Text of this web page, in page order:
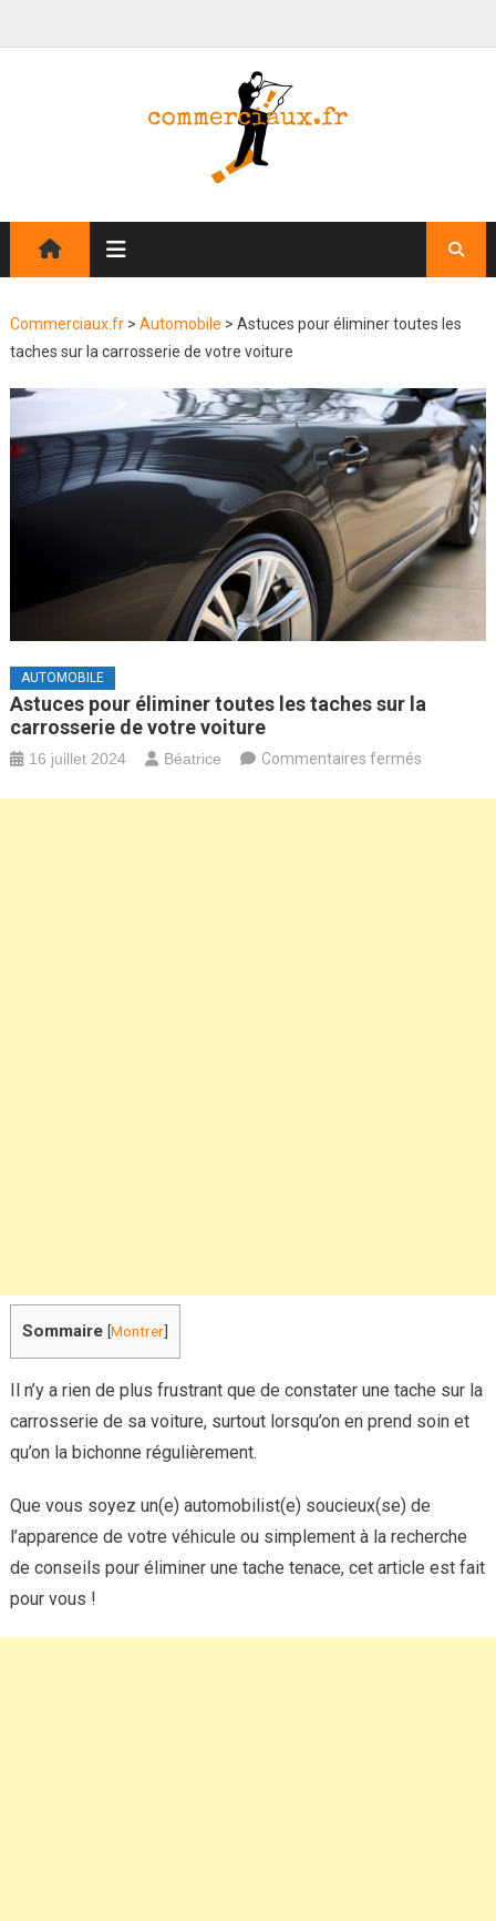
Commerciaux.fr> Automobile > Astuces pour éliminer toutes les
taches sur la carrosserie de votre voiture
AUTOMOBILE
Astuces pour éliminer toutes les taches sur la
carrosserie de votre voiture
16 juillet 2024 Béatrice Commentaires ferméssur
Sommaire [Montrer]
Il n’y a rien de plus frustrant que de constater une tache sur la
carrosserie de sa voiture, surtout lorsqu’on en prend soin et
qu’on la bichonne régulièrement.
Que vous soyez un(e) automobilist(e) soucieux(se) de
l’apparence de votre véhicule ou simplement à la recherche
de conseils pour éliminer une tache tenace, cet article est fait
pour vous !